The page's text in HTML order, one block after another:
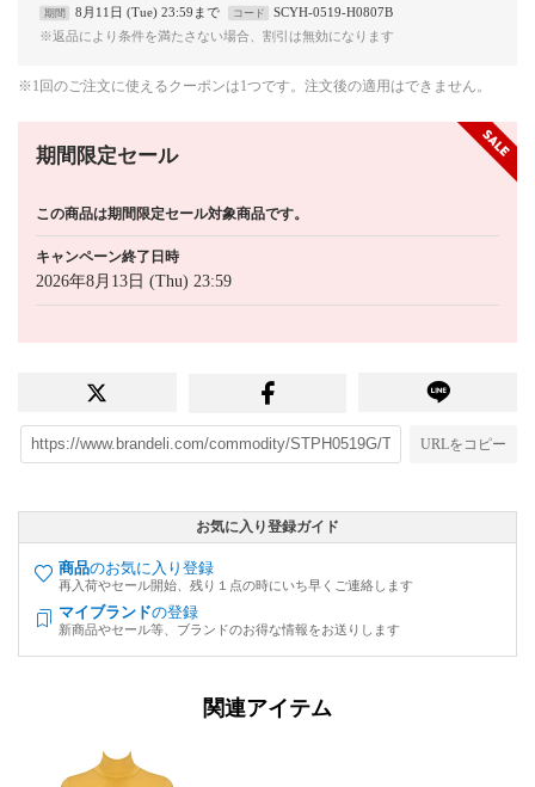
期間 8月11日 (Tue) 23:59まで コード
SCYH-0519-H0807B
※返品により条件を満たさない場合、割引は無効になります
※1回のご注文に使えるクーポンは1つです。注文後の適用はできません。
期間限定セール
この商品は期間限定セール対象商品です。
キャンペーン終了日時
2026年8月13日 (Thu) 23:59
URLをコピー
お気に入り登録ガイド
商品のお気に入り登録
再入荷やセール開始、残り１点の時にいち早くご連絡します
マイブランドの登録
新商品やセール等、ブランドのお得な情報をお送りします
関連アイテム